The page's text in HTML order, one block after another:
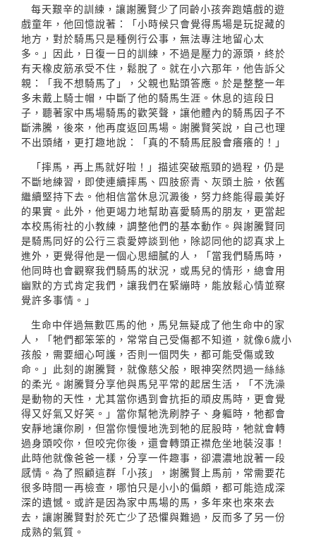
每天艱辛的訓練，讓謝騰賢少了同齡小孩奔跑嬉戲的遊
戲童年，他回憶說著：「小時候只會覺得馬場是玩捉藏的
地方，對於騎馬只是種例行公事，無法專注地留心太
多。」因此，日復一日的訓練，不過是壓力的源頭，終於
有天橡皮筋承受不住，鬆脫了。就在小六那年，他告訴父
親：「我不想騎馬了」，父親也點頭答應。於是整整一年
多未戴上騎士帽，中斷了他的騎馬生涯。休息的這段日
子，聽著家中馬場騎馬的歡笑聲，讓他體內的騎馬因子不
斷沸騰，後來，他再度返回馬場。謝騰賢笑說，自己也理
不出頭緒，更打趣地說：「真的不騎馬屁股會癢癢的！」
「摔馬，再上馬就好啦！」描述突破瓶頸的過程，仍是
不斷地練習，即使連續摔馬、四肢瘀青、灰頭土臉，依舊
繼續堅持下去。他相信當休息沉澱後，努力終能得最美好
的果實。此外，他更竭力地幫助喜愛騎馬的朋友，更當起
本校馬術社的小教練，調整他們的基本動作。與謝騰賢同
是騎馬同好的公行三袁愛婷談到他，除認同他的認真求上
進外，更覺得他是一個心思細膩的人，「當我們騎馬時，
他同時也會觀察我們騎馬的狀況，或馬兒的情形，總會用
幽默的方式肯定我們，讓我們在緊繃時，能放鬆心情並察
覺許多事情。」
生命中伴過無數匹馬的他，馬兒無疑成了他生命中的家
人，「牠們都笨笨的，常常自己受傷都不知道，就像6歲小
孩般，需要細心呵護，否則一個閃失，都可能受傷或致
命。」此刻的謝騰賢，就像慈父般，眼神突然閃過一絲絲
的柔光。謝騰賢分享他與馬兒平常的起居生活，「不洗澡
是動物的天性，尤其當你遇到會抗拒的頑皮馬時，更會覺
得又好氣又好笑。」當你幫牠洗刷脖子、身軀時，牠都會
安靜地讓你刷，但當你慢慢地洗到牠的屁股時，牠就會轉
過身頭咬你，但咬完你後，還會轉頭正襟危坐地裝沒事！
此時他就像爸爸一樣，分享一件趣事，卻濃濃地說著一段
感情。為了照顧這群「小孩」，謝騰賢上馬前，常需要花
很多時間一再檢查，哪怕只是小小的偏頗，都可能造成深
深的遺憾。或許是因為家中馬場的馬，多年來也來來去
去，讓謝騰賢對於死亡少了恐懼與難過，反而多了另一份
成熟的氣質。